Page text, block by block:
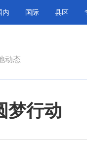
内 国际 县区
动态
梦行动